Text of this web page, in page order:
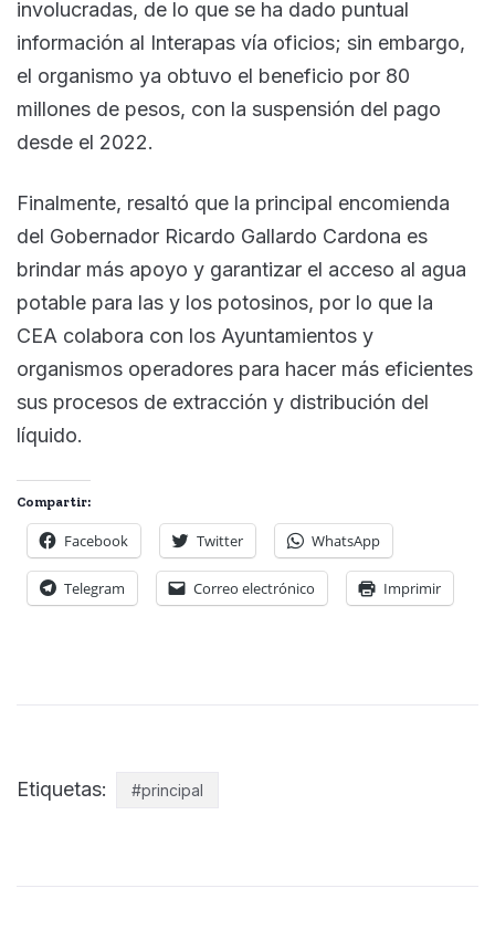
involucradas, de lo que se ha dado puntual
información al Interapas vía oficios; sin embargo,
el organismo ya obtuvo el beneficio por 80
millones de pesos, con la suspensión del pago
desde el 2022.
Finalmente, resaltó que la principal encomienda
del Gobernador Ricardo Gallardo Cardona es
brindar más apoyo y garantizar el acceso al agua
potable para las y los potosinos, por lo que la
CEA colabora con los Ayuntamientos y
organismos operadores para hacer más eficientes
sus procesos de extracción y distribución del
líquido.
Compartir:
Facebook Twitter WhatsApp
Telegram Correo electrónico Imprimir
Etiquetas: #principal